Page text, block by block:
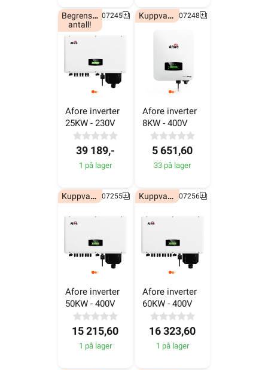
Afore inverter
25KW - 230V
39 189,-
1 på lager
Afore inverter
8KW - 400V
5 651,60
33 på lager
Afore inverter
50KW - 400V
Kuppvare!6607255
15 215,60
1 på lager
Afore inverter
60KW - 400V
Kuppvare!6607256
16 323,60
1 på lager
Spesialpris!7050063 Spesialpris!7050064